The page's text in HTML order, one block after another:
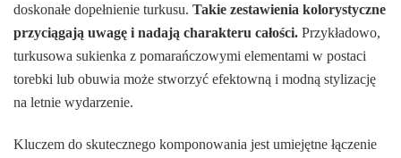
doskonałe dopełnienie turkusu. Takie zestawienia kolorystyczne
przyciągają uwagę i nadają charakteru całości. Przykładowo,
turkusowa sukienka z pomarańczowymi elementami w postaci
torebki lub obuwia może stworzyć efektowną i modną stylizację
na letnie wydarzenie.
Kluczem do skutecznego komponowania jest umiejętne łączenie